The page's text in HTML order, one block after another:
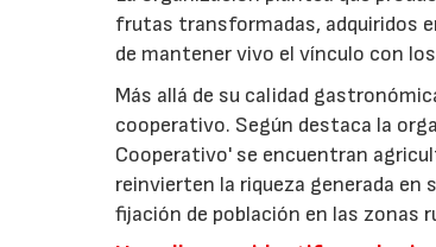
frutas transformadas, adquiridos
de mantener vivo el vínculo con
Más allá de su calidad
cooperativo. Según destaca la
Cooperativo' se encuentran
reinvierten la riqueza generada
fijación de población en las zonas